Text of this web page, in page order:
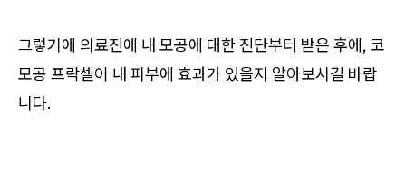
그렇기에 의료진에 내 모공에 대한 진단부터 받은 후에, 코
모공 프락셀이 내 피부에 효과가 있을지 알아보시길 바랍
니다.